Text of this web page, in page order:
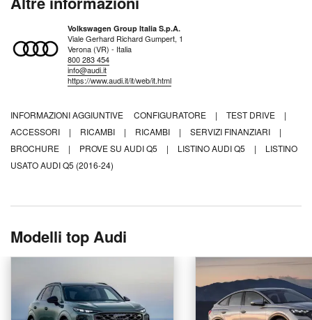
Volkswagen Group Italia S.p.A.
Viale Gerhard Richard Gumpert, 1
Verona (VR) - Italia
800 283 454
info@audi.it
https://www.audi.it/it/web/it.html
INFORMAZIONI AGGIUNTIVE CONFIGURATORE | TEST DRIVE
|
ACCESSORI
| RICAMBI | RICAMBI | SERVIZI FINANZIARI
|
BROCHURE
| PROVE SU AUDI Q5 | LISTINO AUDI Q5 |
LISTINO
USATO AUDI Q5 (2016-24)
Modelli top Audi